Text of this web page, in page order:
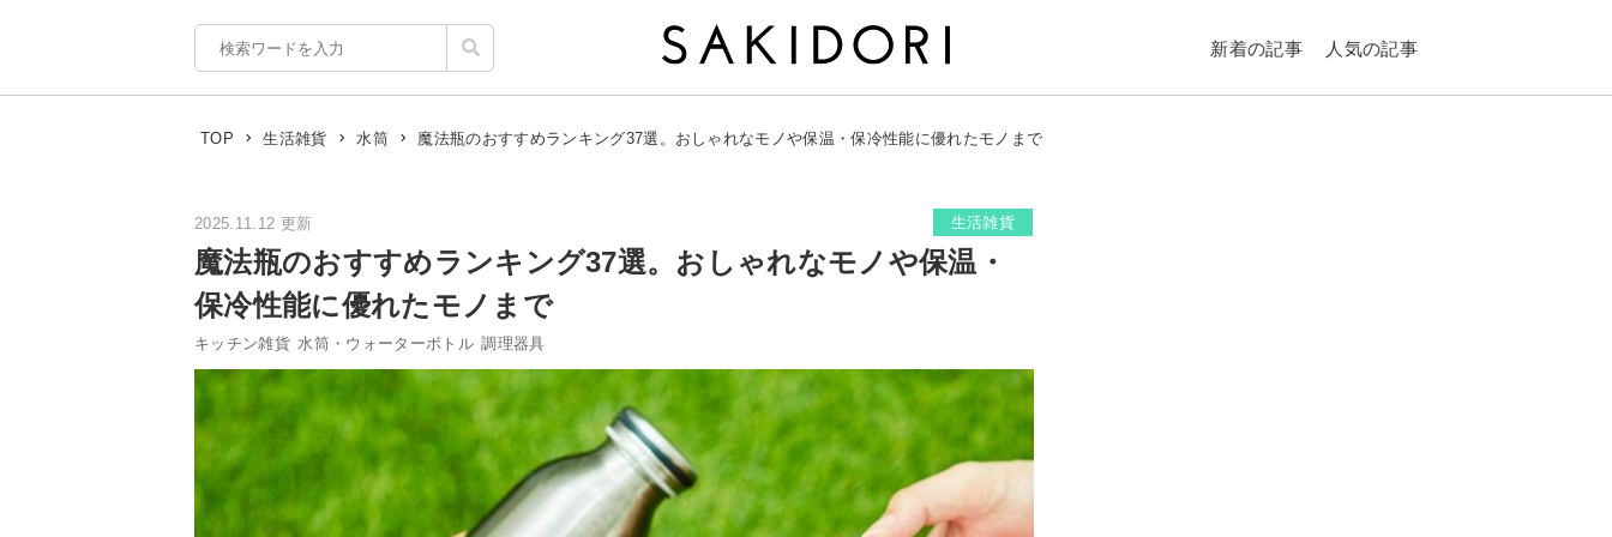
新着の記事 人気の記事
TOP 生活雑貨 水筒 魔法瓶のおすすめランキング37選。おしゃれなモノや保温・保冷性能に優れたモノまで
2025.11.12 更新 生活雑貨
魔法瓶のおすすめランキング37選。おしゃれなモノや保温・
保冷性能に優れたモノまで
キッチン雑貨 水筒・ウォーターボトル 調理器具